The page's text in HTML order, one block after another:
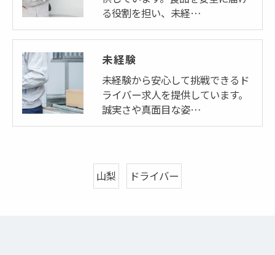
る役割を担い、未経…
未経験
未経験から安心して挑戦できるド
ライバー求人を提供しています。
誠実さや真面目な姿…
山梨 ドライバー
お問い合わせはこちら